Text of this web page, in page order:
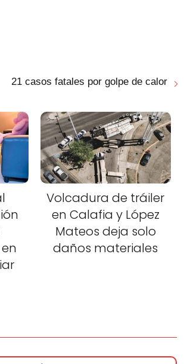
21 casos fatales por golpe de calor
Volcadura de tráiler
en Calafia y López
Mateos deja solo
daños materiales